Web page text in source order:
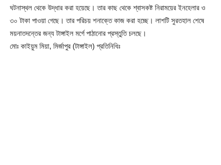
ঘটনাস্থল থেকে উদ্ধার করা হয়েছে। তার কাছ থেকে শ্বাসকষ্ট নিরাময়ের ইনহেলার ও
৩০ টাকা পাওয়া গেছে। তার পরিচয় শনাক্তে কাজ করা হচ্ছে। লাশটি সুরতহাল শেষে
ময়নাতদন্তের জন্য টাঙ্গাইল মর্গে পাঠানোর প্রস্তুতি চলছে।
মোঃ কাইয়ুম মিয়া, মির্জাপুর (টাঙ্গাইল) প্রতিনিধিঃ